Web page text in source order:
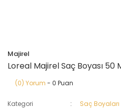
Majirel
Loreal Majirel Saç Boyası 50
(0) Yorum - 0 Puan
Kategori
Saç Boyaları